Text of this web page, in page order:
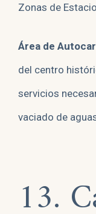
Zonas de
Área de
del centro
servicios
vaciado de
13.